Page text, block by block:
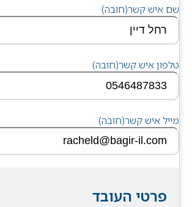
שם איש קשר(חובה)
טלפון איש קשר(חובה)
מייל איש קשר(חובה)
פרטי העובד